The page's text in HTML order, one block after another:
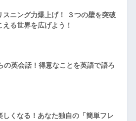
スニング力爆上げ！ ３つの壁を突破
える世界を広げよう！
の英会話！得意なことを英語で語ろ
しくなる！あなた独自の「簡単フレ